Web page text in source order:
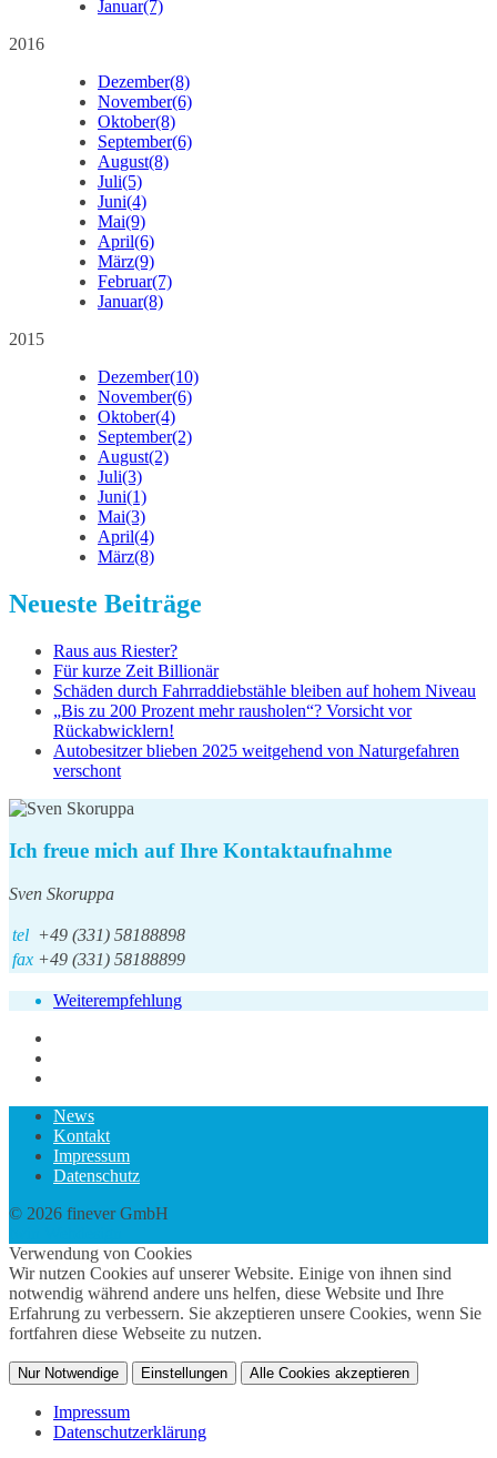
Januar(7)
2016
Dezember(8)
November(6)
Oktober(8)
September(6)
August(8)
Juli(5)
Juni(4)
Mai(9)
April(6)
März(9)
Februar(7)
Januar(8)
2015
Dezember(10)
November(6)
Oktober(4)
September(2)
August(2)
Juli(3)
Juni(1)
Mai(3)
April(4)
März(8)
Neueste Beiträge
Raus aus Riester?
Für kurze Zeit Billionär
Schäden durch Fahrraddiebstähle bleiben auf hohem Niveau
„Bis zu 200 Prozent mehr rausholen“? Vorsicht vor
Rückabwicklern!
Autobesitzer blieben 2025 weitgehend von Naturgefahren
verschont
Ich freue mich auf Ihre Kontaktaufnahme
Sven Skoruppa
tel +49 (331) 58188898
fax +49 (331) 58188899
Weiterempfehlung
News
Kontakt
Impressum
Datenschutz
© 2026 finever GmbH
Verwendung von Cookies
Wir nutzen Cookies auf unserer Website. Einige von ihnen sind
notwendig während andere uns helfen, diese Website und Ihre
Erfahrung zu verbessern. Sie akzeptieren unsere Cookies, wenn Sie
fortfahren diese Webseite zu nutzen.
Nur Notwendige Einstellungen Alle Cookies akzeptieren
Impressum
Datenschutzerklärung